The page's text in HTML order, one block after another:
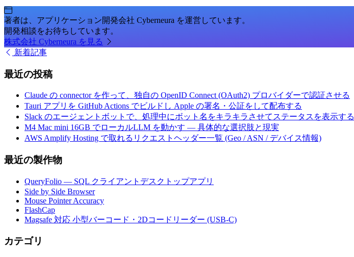
著者は、アプリケーション開発会社 Cyberneura を運営しています。
開発相談をお待ちしています。
株式会社 Cyberneura を見る
新着記事
最近の投稿
Claude の connector を作って、独自の OpenID Connect (OAuth2) プロバイダーで認証させる
Tauri アプリを GitHub Actions でビルドし Apple の署名・公証をして配布する
Slack のエージェントボットで、処理中にボット名をキラキラさせてステータスを表示する
M4 Mac mini 16GB でローカルLLM を動かす — 具体的な選択肢と現実
AWS Amplify Hosting で取れるリクエストヘッダー一覧 (Geo / ASN / デバイス情報)
最近の製作物
QueryFolio — SQL クライアントデスクトップアプリ
Side by Side Browser
Mouse Pointer Accuracy
FlashCap
Magsafe 対応 小型バーコード・2Dコードリーダー (USB-C)
カテゴリ